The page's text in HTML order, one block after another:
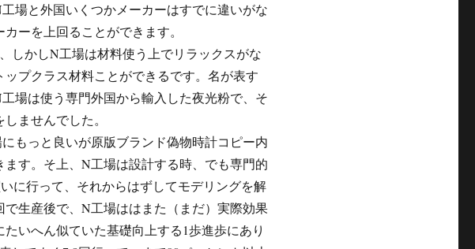
場と外国いくつかメーカーはすでに違いがな
ーを上回ることができます。
しかしN工場は材料使う上でリラックスがな
プクラス材料ことができるです。名が表す
場は使う専門外国から輸入した夜光粉で、そ
ませんでした。
もっと良いが原版ブランド偽物時計コピー内
す。そ上、N工場は設計する時、でも専門的
に行って、それからはずしてモデリングを解
生産後で、N工場ははまた（まだ）実際効果
いへん似ていた基礎向上する1歩進歩にあり